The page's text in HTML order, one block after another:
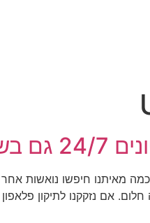
מאיתנו חיפשו נואשות
אם נזקקנו לתיקון